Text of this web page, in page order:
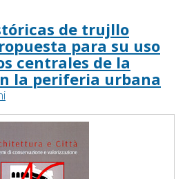
de trujllo
para su uso
centrales de la
la periferia urbana